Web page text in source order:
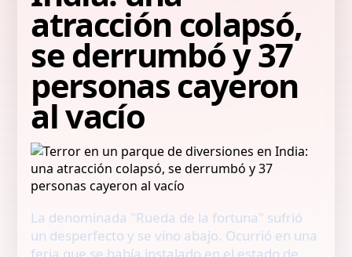
atracción colapsó,
se derrumbó y 37
personas cayeron
al vacío
La denominada "Rueda de la fortuna" sufrió
un desperfecto y se vino abajo. Ocurrió en una